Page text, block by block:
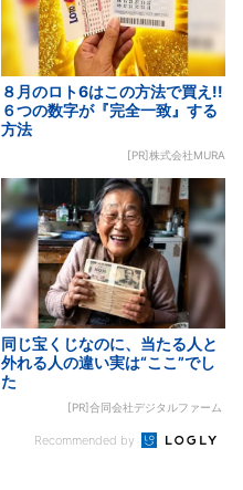
８月のロト6はこの方法で買え!!
６つの数字が『完全一致』する
方法
[PR]株式会社MURA
同じ宝くじなのに、当たる人と
外れる人の違い実は“ここ”でし
た
[PR]合同会社デジタルファーム
Recommended by